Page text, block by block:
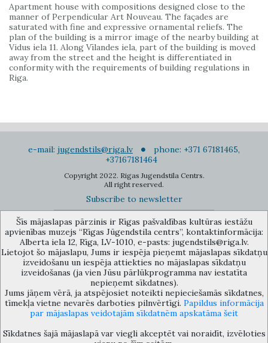
Apartment house with compositions designed close to the
manner of Perpendicular Art Nouveau. The façades are
saturated with fine and expressive ornamental reliefs. The
plan of the building is a mirror image of the nearby building at
Vidus iela 11. Along Vīlandes iela, part of the building is moved
away from the street and the height is differentiated in
conformity with the requirements of building regulations in
Riga.
e-mail: jugendstils@riga.lv
phone: +371 67181465,
+37167181464
Copyright 2022. Rigas Jugendstila Centrs.
All right reserved.
Subscribe to newsletter
The Anti-Bureaucracy Centre of the Riga City Council (phone: 67026859,
67012031, e-mail: bac@riga.lv) performs functions of a contact point in
the Municipality of Riga, providing necessary protection and
confidentiality to a person who informs about possible conflicts of
interest or other corrupt deals of officials in the Department or its
subordinate bodies.
Šīs mājaslapas pārzinis ir Rīgas pašvaldības kultūras iestāžu
apvienības muzejs “Rīgas Jūgendstila centrs”, kontaktinformācija:
Alberta iela 12, Rīga, LV-1010, e-pasts: jugendstils@riga.lv.
Lietojot šo mājaslapu, Jums ir iespēja pieņemt mājaslapas sīkdatņu
izveidošanu un iespēja attiekties no mājaslapas sīkdatņu
izveidošanas (ja vien Jūsu pārlūkprogramma nav iestatīta
nepieņemt sīkdatnes).
Jums jāņem vērā, ja atspējosiet noteikti nepieciešamās sīkdatnes,
tīmekļa vietne nevarēs darboties pilnvērtīgi. Papildus informācija
par mājaslapas veidotajām sīkdatnēm apskatāma šeit
Sīkdatnes šajā mājaslapā var viegli akceptēt vai noraidīt, izvēloties